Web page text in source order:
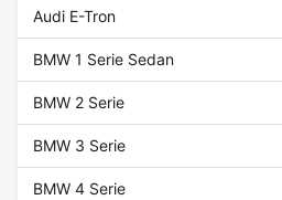
Audi E-Tron
BMW 1 Serie Sedan
BMW 2 Serie
BMW 3 Serie
BMW 4 Serie